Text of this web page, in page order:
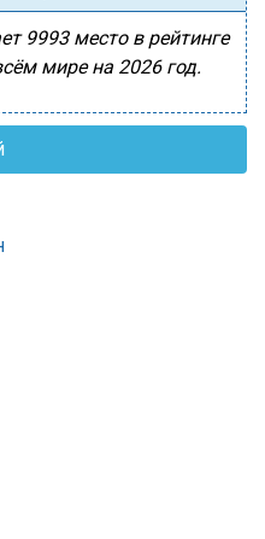
9993 место в рейтинге
мире на 2026 год.